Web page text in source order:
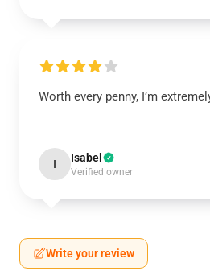
Worth every penny, I’m
I Isabel
Verified owner
Write your review